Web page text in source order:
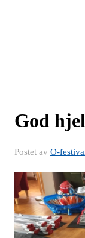
God
Postet av O-